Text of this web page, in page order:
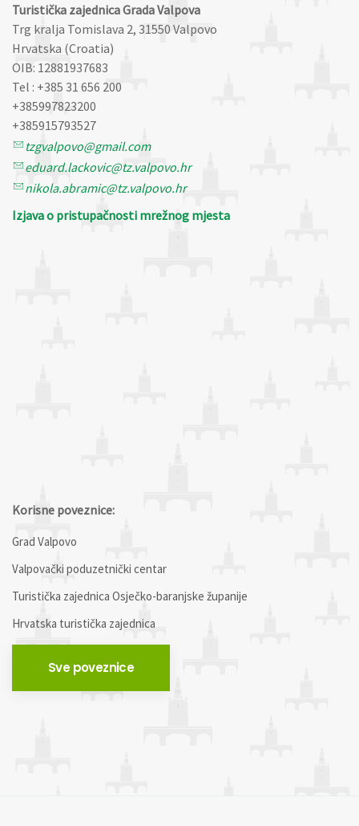
Turistička zajednica Grada Valpova
Trg kralja Tomislava 2, 31550 Valpovo
Hrvatska (Croatia)
OIB: 12881937683
Tel : +385 31 656 200
+385997823200
+385915793527
tzgvalpovo@gmail.com
eduard.lackovic@tz.valpovo.hr
nikola.abramic@tz.valpovo.hr
Izjava o pristupačnosti mrežnog mjesta
Korisne poveznice:
Grad Valpovo
Valpovački poduzetnički centar
Turistička zajednica Osječko-baranjske županije
Hrvatska turistička zajednica
Sve poveznice